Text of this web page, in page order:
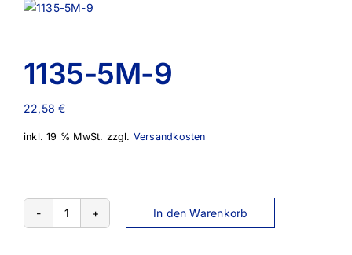
Über uns
Lieferportfolio
1135-5M-9
22,58€
inkl. 19 % MwSt. zzgl. Versandkosten
1135-
In den Warenkorb